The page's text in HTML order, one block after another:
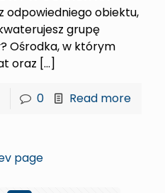
odpowiedniego obiektu,
grupę
Ośrodka, w którym
oraz […]
0 Read more
page